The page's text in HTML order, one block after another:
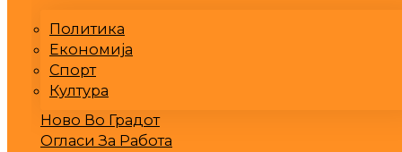
Политика
Економија
Спорт
Култура
Ново Во Градот
Огласи За Работа